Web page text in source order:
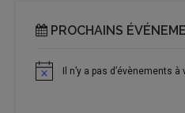
PROCHAINS
Notice Il n’y a pas d’évènements à